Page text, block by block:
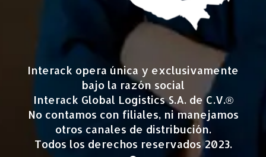
Interack opera única y exclusivamente
bajo la razón social
Interack Global Logistics S.A. de C.V.®
No contamos con filiales, ni manejamos
otros canales de distribución.
Todos los derechos reservados 2023.